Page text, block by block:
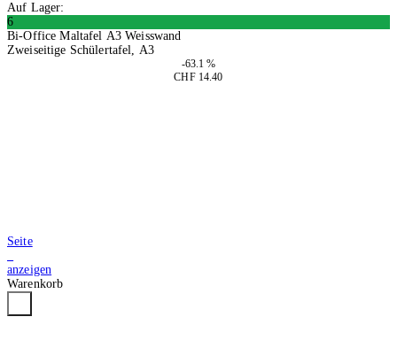
Auf Lager:
6
Bi-Office Maltafel A3 Weisswand
Zweiseitige Schülertafel, A3
-63.1 %
CHF 14.40
Seite
anzeigen
Warenkorb